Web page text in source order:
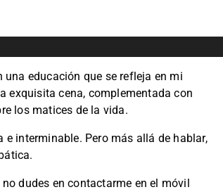
educación que se refleja en mi
exquisita cena, complementada con
los matices de la vida.
interminable. Pero más allá de hablar,
dudes en contactarme en el móvil